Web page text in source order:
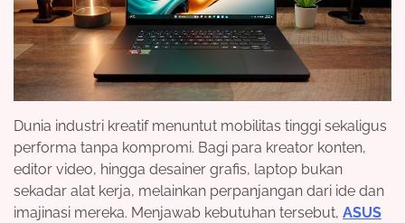
Dunia industri kreatif menuntut mobilitas tinggi sekaligus
performa tanpa kompromi. Bagi para kreator konten,
editor video, hingga desainer grafis, laptop bukan
sekadar alat kerja, melainkan perpanjangan dari ide dan
imajinasi mereka. Menjawab kebutuhan tersebut, ASUS